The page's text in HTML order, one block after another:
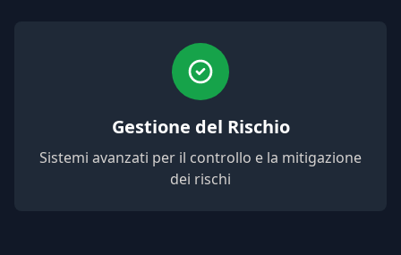
Gestione del Rischio
Sistemi avanzati per il controllo e la mitigazione
dei rischi